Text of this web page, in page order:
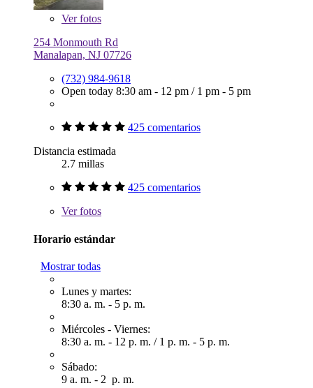
Verfotos
254 Monmouth Rd
Manalapan, NJ 07726
(732) 984-9618
Open today 8:30 am - 12 pm / 1 pm - 5 pm
425 comentarios
Distancia estimada
2.7 millas
425 comentarios
Verfotos
Horario estándar
Mostrar todas
Lunes y martes:
8:30 a. m. - 5 p. m.
Miércoles - Viernes:
8:30 a. m. - 12 p. m. / 1 p. m. - 5 p. m.
Sábado:
9 a. m. - 2 p. m.